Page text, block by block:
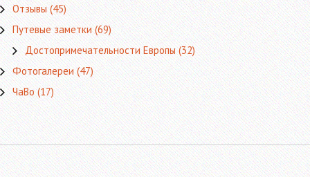
Отзывы(45)
Путевые заметки(69)
Достопримечательности Европы(32)
Фотогалереи(47)
ЧаВо(17)